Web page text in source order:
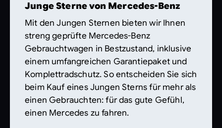
Junge Sterne von Mercedes-Benz
Mit den Jungen Sternen bieten wir Ihnen
streng geprüfte Mercedes-Benz
Gebrauchtwagen in Bestzustand, inklusive
einem umfangreichen Garantiepaket und
Komplettradschutz. So entscheiden Sie sich
beim Kauf eines Jungen Sterns für mehr als
einen Gebrauchten: für das gute Gefühl,
einen Mercedes zu fahren.